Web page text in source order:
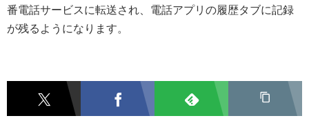
番電話サービスに転送され、電話アプリの履歴タブに記録
が残るようになります。